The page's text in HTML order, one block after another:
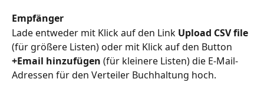
Empfänger
Lade entweder mit Klick auf den Link Upload CSV file
(für größere Listen) oder mit Klick auf den Button
+Email hinzufügen (für kleinere Listen) die E-Mail-
Adressen für den Verteiler Buchhaltung hoch.